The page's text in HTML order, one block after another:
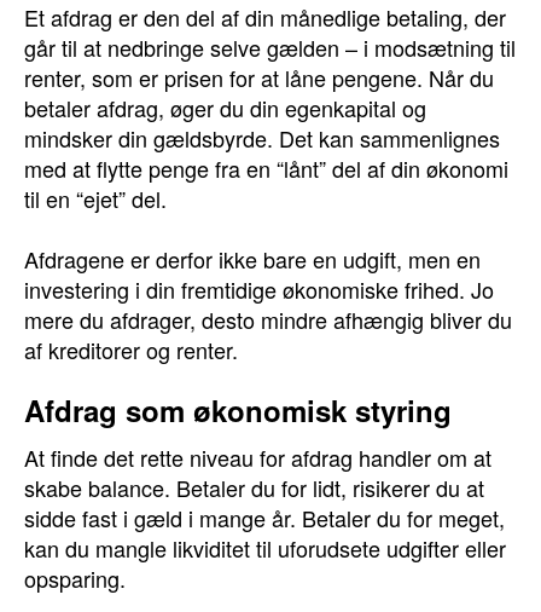
Et afdrag er den del af din månedlige betaling, der
går til at nedbringe selve gælden – i modsætning til
renter, som er prisen for at låne pengene. Når du
betaler afdrag, øger du din egenkapital og
mindsker din gældsbyrde. Det kan sammenlignes
med at flytte penge fra en “lånt” del af din økonomi
til en “ejet” del.
Afdragene er derfor ikke bare en udgift, men en
investering i din fremtidige økonomiske frihed. Jo
mere du afdrager, desto mindre afhængig bliver du
af kreditorer og renter.
Afdrag som økonomisk styring
At finde det rette niveau for afdrag handler om at
skabe balance. Betaler du for lidt, risikerer du at
sidde fast i gæld i mange år. Betaler du for meget,
kan du mangle likviditet til uforudsete udgifter eller
opsparing.